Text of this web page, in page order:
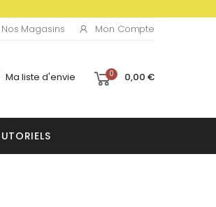
Nos Magasins Mon Compte
Ma liste d'envie 0 0,00 €